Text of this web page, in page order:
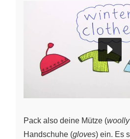
Pack also deine Mütze (
Handschuhe (gloves) ein. Es